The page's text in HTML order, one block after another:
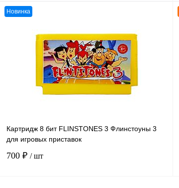
К сравнению
В избранное
наличии
Новинка
Картридж 8 бит FLINSTONES 3 Флинстоуны 3
для игровых приставок
700 ₽ / шт